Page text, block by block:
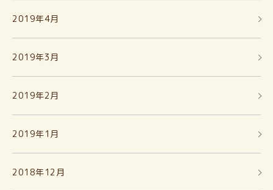
2019年4月
2019年3月
2019年2月
2019年1月
2018年12月